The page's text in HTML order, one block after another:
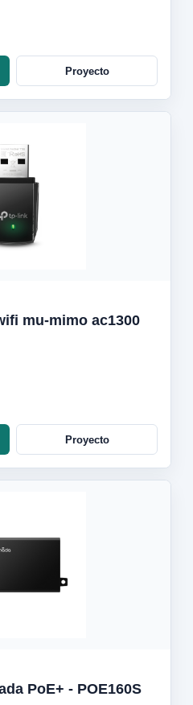
Proyecto
mu-mimo ac1300
Proyecto
PoE+ - POE160S